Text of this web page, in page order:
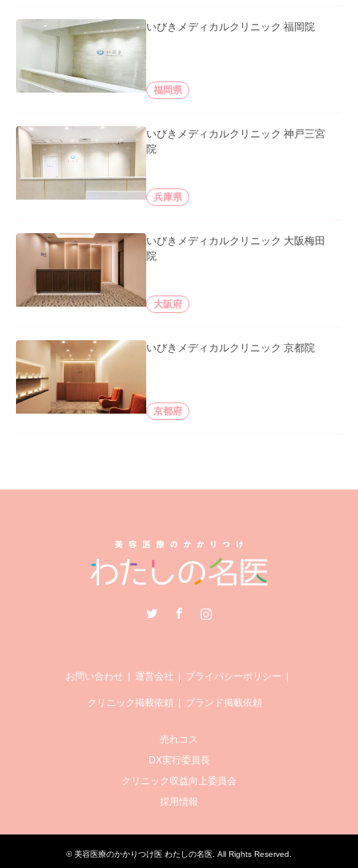
いびきメディカルクリニック 福岡院
福岡県
いびきメディカルクリニック 神戸三宮
院
兵庫県
いびきメディカルクリニック 大阪梅田
院
大阪府
いびきメディカルクリニック 京都院
京都府
Instagram
お問い合わせ 運営会社 プライバシーポリシー
クリニック掲載依頼 ブランド掲載依頼
売れコス
DX実行委員長
クリニック収益向上委員会
採用情報
©美容医療のかかりつけ医 わたしの名医 . All Rights Reserved.